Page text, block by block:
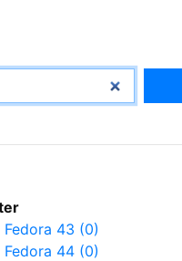
Fedora 43 (0)
Fedora 44 (0)